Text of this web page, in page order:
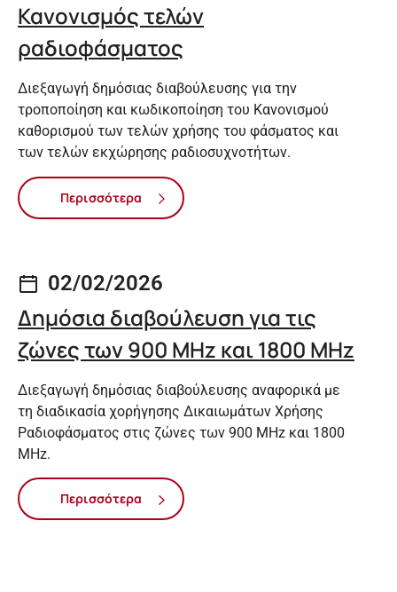
Κανονισμός τελών
ραδιοφάσματος
Διεξαγωγή δημόσιας διαβούλευσης για την
τροποποίηση και κωδικοποίηση του Κανονισμού
καθορισμού των τελών χρήσης του φάσματος και
των τελών εκχώρησης ραδιοσυχνοτήτων.
Περισσότερα
02/02/2026
Δημόσια διαβούλευση για τις
ζώνες των 900 MHz και 1800 MHz
Διεξαγωγή δημόσιας διαβούλευσης αναφορικά με
τη διαδικασία χορήγησης Δικαιωμάτων Χρήσης
Ραδιοφάσματος στις ζώνες των 900 MHz και 1800
MHz.
Περισσότερα